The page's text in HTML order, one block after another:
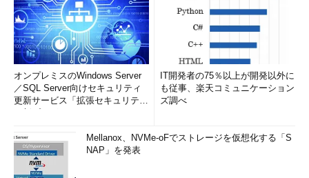
次に、既知の（Well-Known）ケーパビリティSIDがあります。
これは、Windows 8でAppContainerが導入されたときからある
もので、固定のSIDを持つ10個のケーパビリティが存在し、それ
オンプレミスのWindows Server
／SQL Server向けセキュリティ
更新サービス「拡張セキュリティ
IT開発者の75％以上が開発以外に
も従事、楽天コミュニケーション
ズ調べ
Mellanox、NVMe-oFでストレージを仮想化する「S
NAP」を発表